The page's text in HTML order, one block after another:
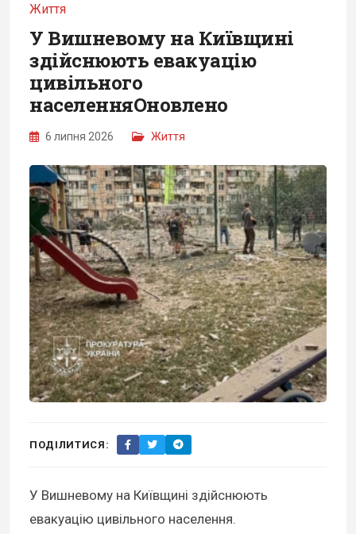
Життя
У Вишневому на Київщині
здійснюють евакуацію
цивільного
населенняОновлено
6 липня 2026 Життя
ПОДІЛИТИСЯ:
У Вишневому на Київщині здійснюють
евакуацію цивільного населення.